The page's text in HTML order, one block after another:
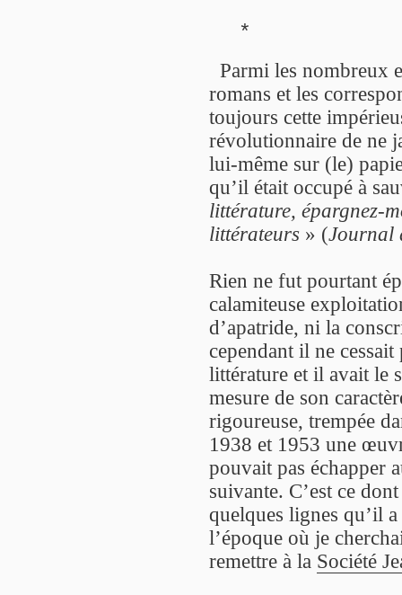
*
Parmi les nombreux
romans et les
toujours cette
révolutionnaire de ne
lui-même sur (le)
qu’il était occupé à
littérature, épargnez-
littérateurs » (Journal
Rien ne fut pourtant
calamiteuse
d’apatride, ni la
cependant il ne
littérature et il avait le
mesure de son
rigoureuse, trempée
1938 et 1953 une
pouvait pas échapper
suivante. C’est ce
quelques lignes qu’il
l’époque où je
remettre à la Société